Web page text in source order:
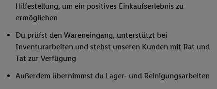
Hilfestellung, um ein positives Einkaufserlebnis zu
ermöglichen
Du prüfst den Wareneingang, unterstützt bei
Inventurarbeiten und stehst unseren Kunden mit Rat und
Tat zur Verfügung
Außerdem übernimmst du Lager- und Reinigungsarbeiten